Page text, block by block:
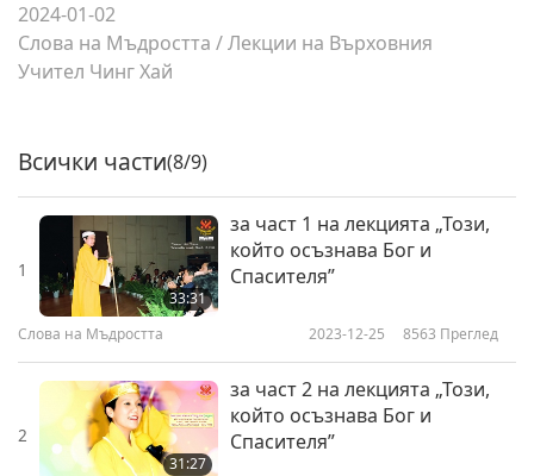
2024-01-02
Слова на Мъдростта /Лекции на Върховния
Учител Чинг Хай
Всички части(8/9)
1
33:31
за част 1 на лекцията „Този,
който осъзнава Бог и
Спасителя”
Слова на Мъдростта 2023-12-25 8563 Преглед
2
31:27
за част 2 на лекцията „Този,
който осъзнава Бог и
Спасителя”